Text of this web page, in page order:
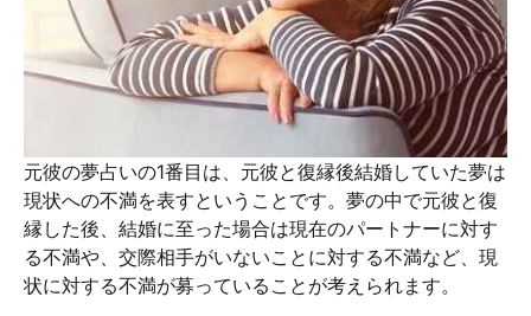
元彼の夢占いの1番目は、元彼と復縁後結婚していた夢は
現状への不満を表すということです。夢の中で元彼と復
縁した後、結婚に至った場合は現在のパートナーに対す
る不満や、交際相手がいないことに対する不満など、現
状に対する不満が募っていることが考えられます。